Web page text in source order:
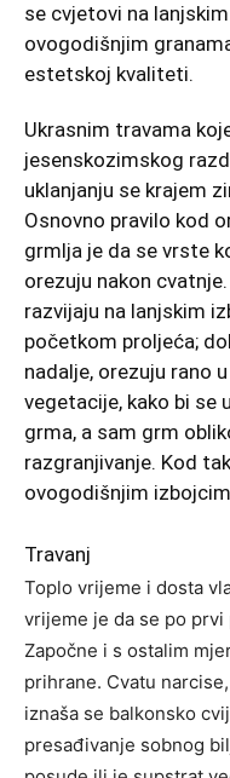
se cvjetovi na
ovogodišnjim
estetskoj kvaliteti.
Ukrasnim travama
jesenskozimskog
uklanjanju se krajem
Osnovno pravilo kod
grmlja je da se vrste
orezuju nakon
razvijaju na lanjskim
početkom proljeća;
nadalje, orezuju rano
vegetacije, kako bi se
grma, a sam grm
razgranjivanje. Kod
ovogodišnjim
Travanj
Toplo vrijeme i dosta
vrijeme je da se po
Započne i s ostalim
prihrane. Cvatu
iznaša se balkonsko
presađivanje sobnog